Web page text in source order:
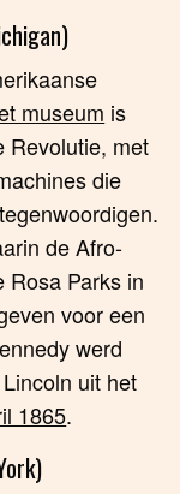
museum is
Revolutie, met
die
de Afro-
Rosa Parks in
voor een
werd
uit het
1865.